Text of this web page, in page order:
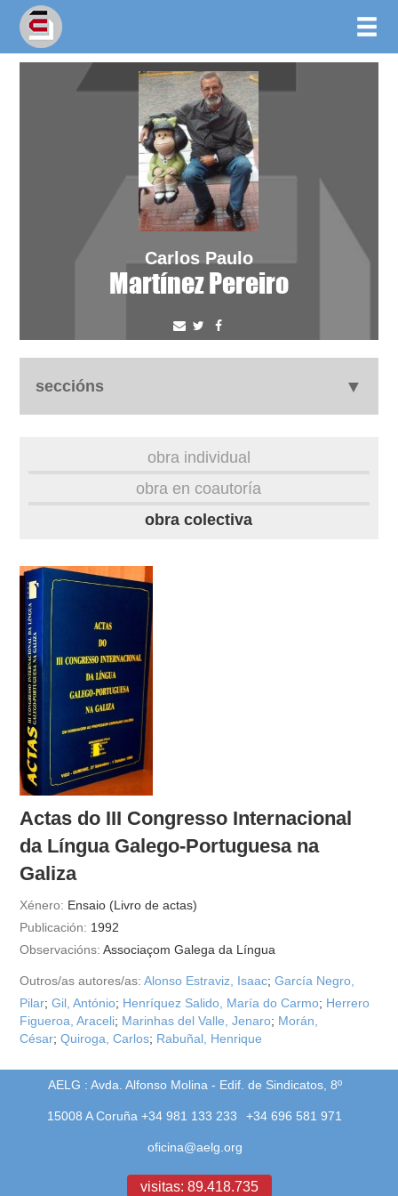
Carlos Paulo
Martínez Pereiro
seccións
videoteca
outros docs
obra individual
obra en coautoría
obra colectiva
Actas do III Congresso Internacional
da Língua Galego-Portuguesa na
Galiza
Xénero: Ensaio (Livro de actas)
Publicación: 1992
Observacións: Associaçom Galega da Língua
Outros/as autores/as: Alonso Estraviz, Isaac;García Negro,
Pilar;Gil, António; Henríquez Salido, María do Carmo; Herrero
Figueroa, Araceli; Marinhas del Valle, Jenaro; Morán,
César;Quiroga, Carlos; Rabuñal, Henrique
AELG : Avda. Alfonso Molina - Edif. de Sindicatos, 8º
15008 A Coruña +34 981 133 233 +34 696 581 971
oficina@aelg.org
visitas: 89.418.735